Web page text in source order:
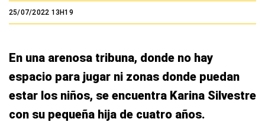
25/07/2022 13H19
En una arenosa tribuna, donde no hay
espacio para jugar ni zonas donde puedan
estar los niños, se encuentra Karina Silvestre
con su pequeña hija de cuatro años.